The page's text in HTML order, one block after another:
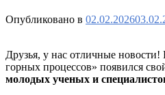
Опубликовано в 02.02.2026
Друзья, у нас отличные
горных процессов» появился
молодых ученых и